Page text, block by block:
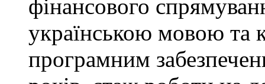
фінансового
українською мовою та
програмним